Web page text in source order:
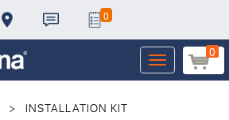
0
0
Toggle
navigation
INSTALLATION KIT